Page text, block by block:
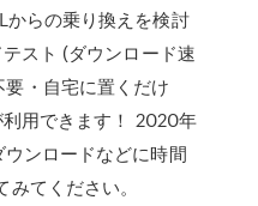
らの乗り換えを検討
スト (ダウンロード速
・自宅に置くだけ
用できます！ 2020年
ンロードなどに時間
てください。